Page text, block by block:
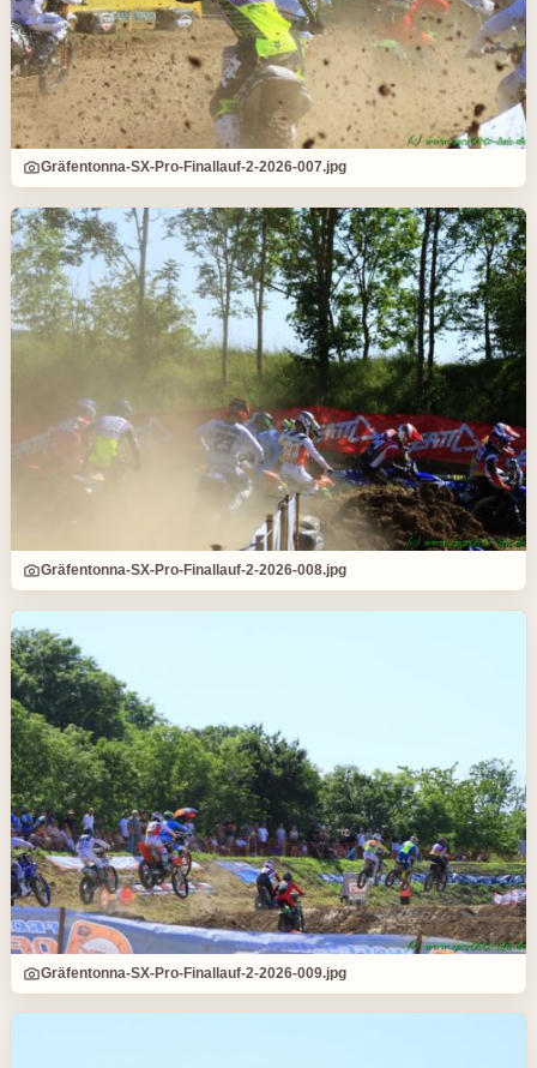
Gräfentonna-SX-Pro-Finallauf-2-2026-007.jpg
Gräfentonna-SX-Pro-Finallauf-2-2026-008.jpg
Gräfentonna-SX-Pro-Finallauf-2-2026-009.jpg